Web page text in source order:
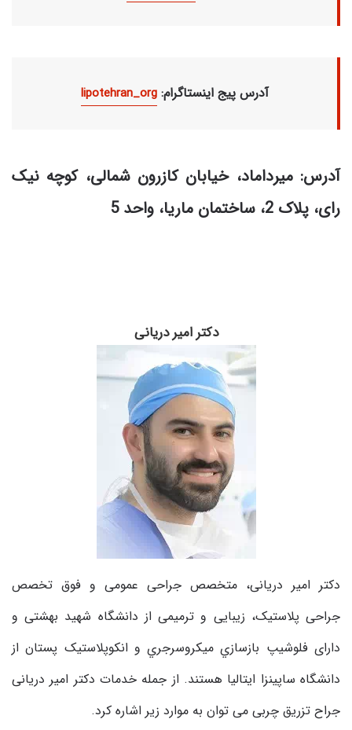
lipotehran_org :آدرس پیج اینستاگرام
آدرس: میرداماد، خیابان کازرون شمالی، کوچه نیک
رای، پلاک 2، ساختمان ماریا، واحد 5
دکتر امیر دریانی
دكتر امیر دريانى، متخصص جراحی عمومی و فوق تخصص
جراحی پلاستیک، زيبايى و ترميمى از دانشگاه شهيد بهشتى و
دارای فلوشیپ بازسازي میکروسرجري و انکوپلاستیک پستان از
دانشگاه ساپینزا ایتالیا هستند. از جمله خدمات دکتر امیر دریانی
جراح تزریق چربی می توان به موارد زیر اشاره کرد.